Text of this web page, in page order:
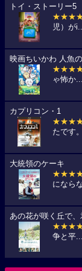
トイ・ストーリー5
児）が
映画ちいかわ 人魚
ゃ怖か...
カプリコン・1
たです
大統領のケーキ
になら
あの花が咲く丘で、
争と平...